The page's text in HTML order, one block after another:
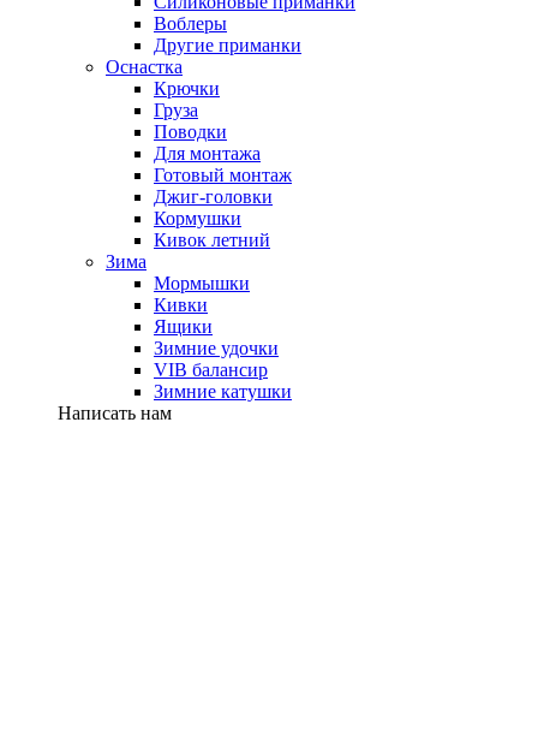
Воблеры
Другие приманки
Оснастка
Крючки
Груза
Поводки
Для монтажа
Готовый монтаж
Джиг-головки
Кормушки
Кивок летний
Зима
Мормышки
Кивки
Ящики
Зимние удочки
VIB балансир
Зимние катушки
Написать нам